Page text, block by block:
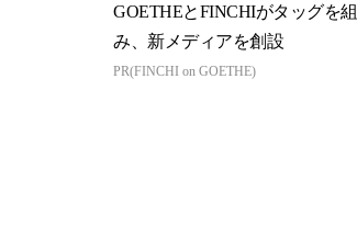
GOETHEとFINCHIがタッグを組
み、新メディアを創設
PR(FINCHI on GOETHE)